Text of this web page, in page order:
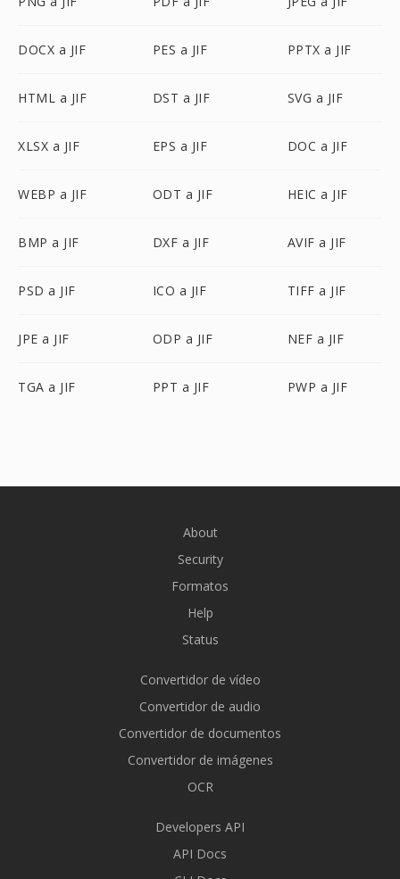
DOCX a JIF PES a JIF PPTX a JIF
HTML a JIF DST a JIF SVG a JIF
XLSX a JIF EPS a JIF DOC a JIF
WEBP a JIF ODT a JIF HEIC a JIF
BMP a JIF DXF a JIF AVIF a JIF
PSD a JIF ICO a JIF TIFF a JIF
JPE a JIF ODP a JIF NEF a JIF
TGA a JIF PPT a JIF PWP a JIF
About
Security
Formatos
Help
Status
Convertidor de vídeo
Convertidor de audio
Convertidor de documentos
Convertidor de imágenes
OCR
Developers API
API Docs